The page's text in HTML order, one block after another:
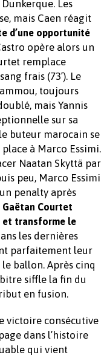
Les
mais Caen réagit
d’une opportunité
opère alors un
remplace
frais (73’). Le
toujours
mais Yannis
sur sa
buteur marocain se
à Marco Essimi.
Naatan Skyttä par
peu, Marco Essimi
penalty après
Gaëtan Courtet
et transforme le
les dernières
parfaitement leur
ballon. Après cinq
siffle la fin du
en fusion.
victoire consécutive
dans l’histoire
qui vient